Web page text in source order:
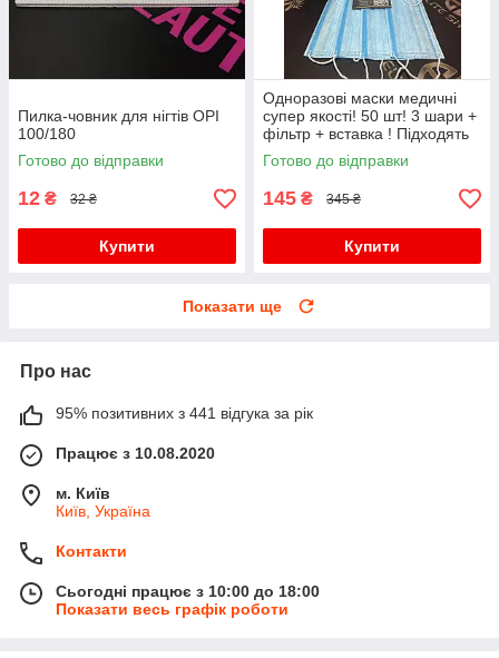
Пилка-човник для нігтів OPI
100/180
Готово до відправки
12 ₴ 32 ₴
Купити
Одноразові маски медичні
супер якості! 50 шт! 3 шари +
фільтр + вставка ! Підходять
дітям для школи!
Готово до відправки
145 ₴ 345 ₴
Купити
Показати ще
Про нас
95% позитивних з 441 відгука за рік
Працює з 10.08.2020
м. Київ
Київ, Україна
Контакти
Сьогодні працює з 10:00 до 18:00
Показати весь графік роботи